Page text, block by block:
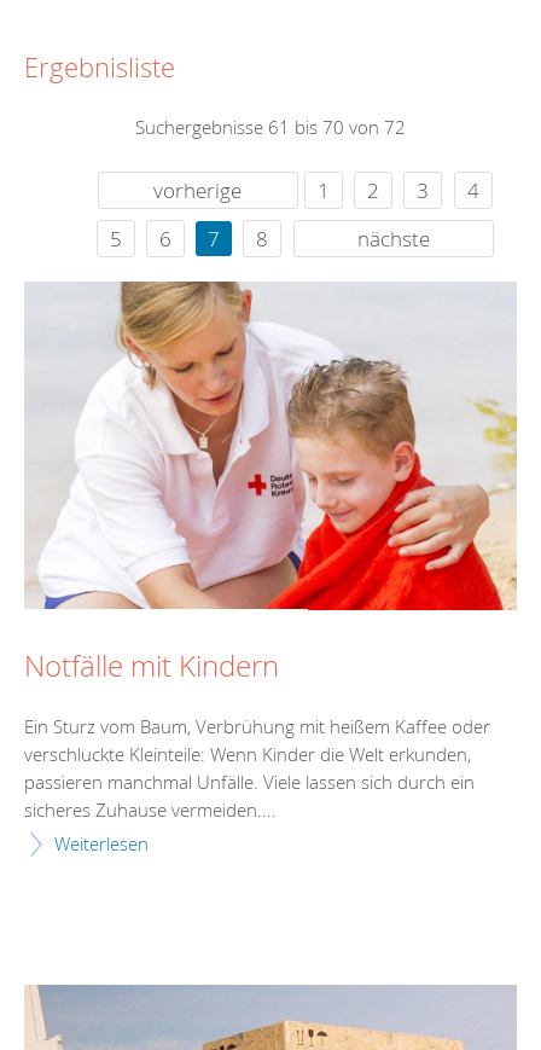
Ergebnisliste
Suchergebnisse 61 bis 70 von 72
vorherige 1 2 3
4
5
6 7 8 nächste
Notfälle mit Kindern
Ein Sturz vom Baum, Verbrühung mit heißem Kaffee oder
verschluckte Kleinteile: Wenn Kinder die Welt erkunden,
passieren manchmal Unfälle. Viele lassen sich durch ein
sicheres Zuhause vermeiden....
Weiterlesen